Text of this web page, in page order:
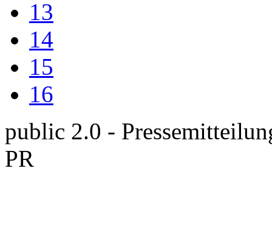
13
14
15
16
public 2.0 -
PR